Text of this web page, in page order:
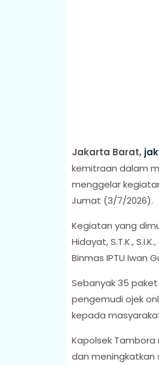
Jakarta Barat,
kemitraan dalam
menggelar
Jumat (3/7/2026).
Kegiatan yang
Hidayat, S.T.K.,
Binmas IPTU Iwan
Sebanyak 35
pengemudi ojek
kepada
Kapolsek
dan meningkatkan